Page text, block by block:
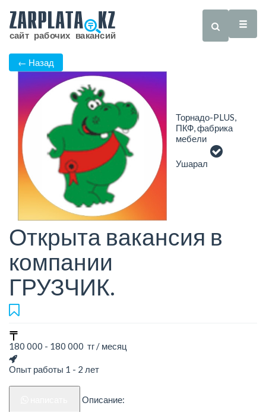
← Назад
Торнадо-PLUS,
ПКФ, фабрика
мебели
Ушарал
Открыта вакансия в
компании
ГРУЗЧИК.
180 000 - 180 000 тг / месяц
Опыт работы 1 - 2 лет
Описание: